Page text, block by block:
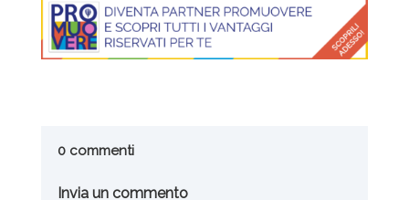
0 commenti
Invia un commento